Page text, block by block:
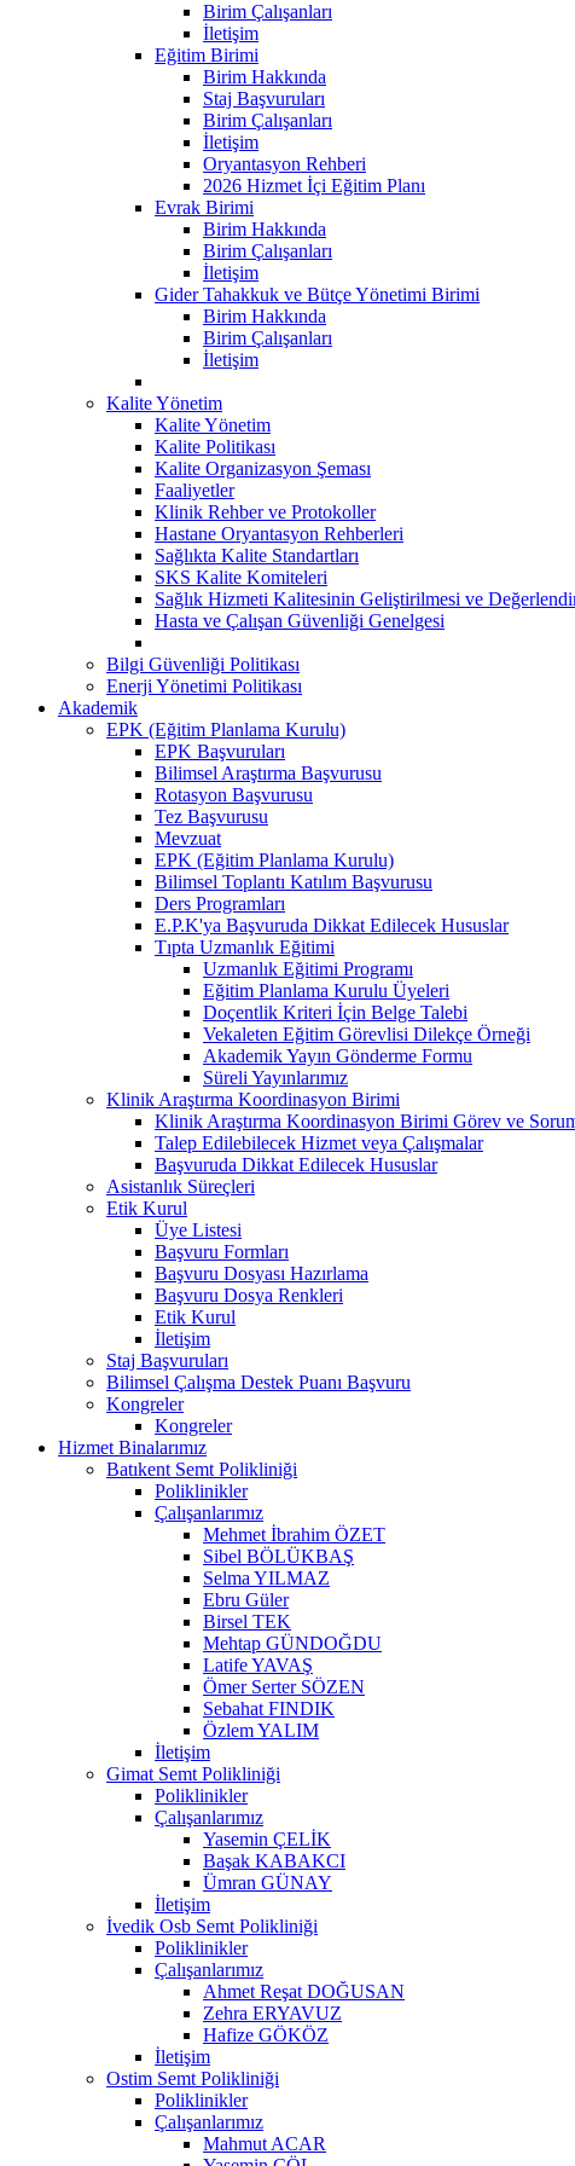
Birim Çalışanları
İletişim
Eğitim Birimi
Birim Hakkında
Staj Başvuruları
Birim Çalışanları
İletişim
Oryantasyon Rehberi
2026 Hizmet İçi Eğitim Planı
Evrak Birimi
Birim Hakkında
Birim Çalışanları
İletişim
Gider Tahakkuk ve Bütçe Yönetimi Birimi
Birim Hakkında
Birim Çalışanları
İletişim
Kalite Yönetim
Kalite Yönetim
Kalite Politikası
Kalite Organizasyon Şeması
Faaliyetler
Klinik Rehber ve Protokoller
Hastane Oryantasyon Rehberleri
Sağlıkta Kalite Standartları
SKS Kalite Komiteleri
Sağlık Hizmeti Kalitesinin Geliştirilmesi ve
Hasta ve Çalışan Güvenliği Genelgesi
Bilgi Güvenliği Politikası
Enerji Yönetimi Politikası
Akademik
EPK (Eğitim Planlama Kurulu)
EPK Başvuruları
Bilimsel Araştırma Başvurusu
Rotasyon Başvurusu
Tez Başvurusu
Mevzuat
EPK (Eğitim Planlama Kurulu)
Bilimsel Toplantı Katılım Başvurusu
Ders Programları
E.P.K'ya Başvuruda Dikkat Edilecek Hususlar
Tıpta Uzmanlık Eğitimi
Uzmanlık Eğitimi Programı
Eğitim Planlama Kurulu Üyeleri
Doçentlik Kriteri İçin Belge Talebi
Vekaleten Eğitim Görevlisi Dilekçe Örneği
Akademik Yayın Gönderme Formu
Süreli Yayınlarımız
Klinik Araştırma Koordinasyon Birimi
Klinik Araştırma Koordinasyon Birimi Görev ve
Talep Edilebilecek Hizmet veya Çalışmalar
Başvuruda Dikkat Edilecek Hususlar
Asistanlık Süreçleri
Etik Kurul
Üye Listesi
Başvuru Formları
Başvuru Dosyası Hazırlama
Başvuru Dosya Renkleri
Etik Kurul
İletişim
Staj Başvuruları
Bilimsel Çalışma Destek Puanı Başvuru
Kongreler
Kongreler
Hizmet Binalarımız
Batıkent Semt Polikliniği
Poliklinikler
Çalışanlarımız
Mehmet İbrahim ÖZET
Sibel BÖLÜKBAŞ
Selma YILMAZ
Ebru Güler
Birsel TEK
Mehtap GÜNDOĞDU
Latife YAVAŞ
Ömer Serter SÖZEN
Sebahat FINDIK
Özlem YALIM
İletişim
Gimat Semt Polikliniği
Poliklinikler
Çalışanlarımız
Yasemin ÇELİK
Başak KABAKCI
Ümran GÜNAY
İletişim
İvedik Osb Semt Polikliniği
Poliklinikler
Çalışanlarımız
Ahmet Reşat DOĞUSAN
Zehra ERYAVUZ
Hafize GÖKÖZ
İletişim
Ostim Semt Polikliniği
Poliklinikler
Çalışanlarımız
Mahmut ACAR